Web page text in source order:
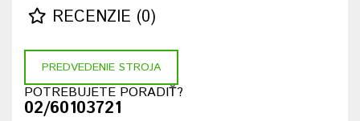
RECENZIE (0)
PREDVEDENIE STROJA
POTREBUJETE PORADIŤ?
02/60103721